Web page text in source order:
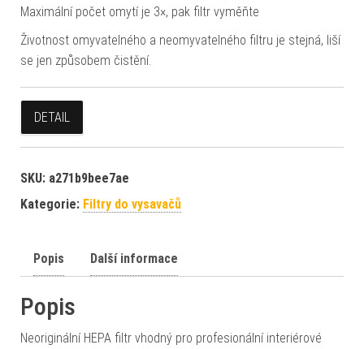
Maximální počet omytí je 3×, pak filtr vyměňte
Životnost omyvatelného a neomyvatelného filtru je stejná, liší
se jen způsobem čistění.
DETAIL
SKU: a271b9bee7ae
Kategorie: Filtry do vysavačů
Popis Další informace
Popis
Neoriginální HEPA filtr vhodný pro profesionální interiérové